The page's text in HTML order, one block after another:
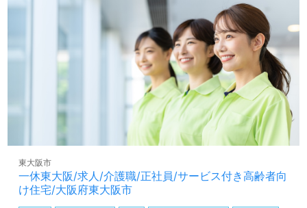
しており、非公開求人も取り扱っています。医療・福祉業
界でのキャリアを考えている方は、ぜひお気軽にお問い合
わせください。あなたの新たな一歩を、私たちが全力でサ
ポートします。
一休東大阪/求人/介護職/正社員/サービス付き高齢者向
け住宅/大阪府東大阪市
東大阪市